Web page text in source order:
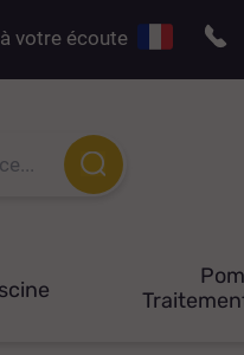
votre écoute